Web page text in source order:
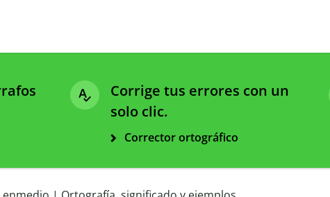
Corrige tus errores con un
solo clic.
Corrector ortográfico